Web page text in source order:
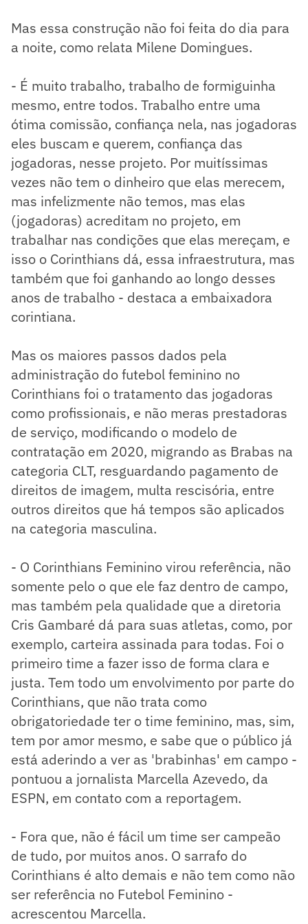
Mas essa construção não foi feita do dia para
a noite, como relata Milene Domingues.
- É muito trabalho, trabalho de formiguinha
mesmo, entre todos. Trabalho entre uma
ótima comissão, confiança nela, nas jogadoras
eles buscam e querem, confiança das
jogadoras, nesse projeto. Por muitíssimas
vezes não tem o dinheiro que elas merecem,
mas infelizmente não temos, mas elas
(jogadoras) acreditam no projeto, em
trabalhar nas condições que elas mereçam, e
isso o Corinthians dá, essa infraestrutura, mas
também que foi ganhando ao longo desses
anos de trabalho - destaca a embaixadora
corintiana.
Mas os maiores passos dados pela
administração do futebol feminino no
Corinthians foi o tratamento das jogadoras
como profissionais, e não meras prestadoras
de serviço, modificando o modelo de
contratação em 2020, migrando as Brabas na
categoria CLT, resguardando pagamento de
direitos de imagem, multa rescisória, entre
outros direitos que há tempos são aplicados
na categoria masculina.
- O Corinthians Feminino virou referência, não
somente pelo o que ele faz dentro de campo,
mas também pela qualidade que a diretoria
Cris Gambaré dá para suas atletas, como, por
exemplo, carteira assinada para todas. Foi o
primeiro time a fazer isso de forma clara e
justa. Tem todo um envolvimento por parte do
Corinthians, que não trata como
obrigatoriedade ter o time feminino, mas, sim,
tem por amor mesmo, e sabe que o público já
está aderindo a ver as 'brabinhas' em campo -
pontuou a jornalista Marcella Azevedo, da
ESPN, em contato com a reportagem.
- Fora que, não é fácil um time ser campeão
de tudo, por muitos anos. O sarrafo do
Corinthians é alto demais e não tem como não
ser referência no Futebol Feminino -
acrescentou Marcella.